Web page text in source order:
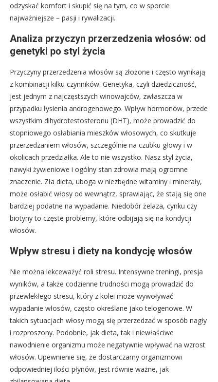
odzyskać komfort i skupić się na tym, co w sporcie
najważniejsze – pasji i rywalizacji.
Analiza przyczyn przerzedzenia włosów: od
genetyki po styl życia
Przyczyny przerzedzenia włosów są złożone i często wynikają
z kombinacji kilku czynników. Genetyka, czyli dziedziczność,
jest jednym z najczęstszych winowajców, zwłaszcza w
przypadku łysienia androgenowego. Wpływ hormonów, przede
wszystkim dihydrotestosteronu (DHT), może prowadzić do
stopniowego osłabiania mieszków włosowych, co skutkuje
przerzedzaniem włosów, szczególnie na czubku głowy i w
okolicach przedziałka. Ale to nie wszystko. Nasz styl życia,
nawyki żywieniowe i ogólny stan zdrowia mają ogromne
znaczenie. Zła dieta, uboga w niezbędne witaminy i minerały,
może osłabić włosy od wewnątrz, sprawiając, że stają się one
bardziej podatne na wypadanie. Niedobór żelaza, cynku czy
biotyny to częste problemy, które odbijają się na kondycji
włosów.
Wpływ stresu i diety na kondycję włosów
Nie można lekceważyć roli stresu. Intensywne treningi, presja
wyników, a także codzienne trudności mogą prowadzić do
przewlekłego stresu, który z kolei może wywoływać
wypadanie włosów, często określane jako telogenowe. W
takich sytuacjach włosy mogą się przerzedzać w sposób nagły
i rozproszony. Podobnie, jak dieta, tak i niewłaściwe
nawodnienie organizmu może negatywnie wpływać na wzrost
włosów. Upewnienie się, że dostarczamy organizmowi
odpowiedniej ilości płynów, jest równie ważne, jak